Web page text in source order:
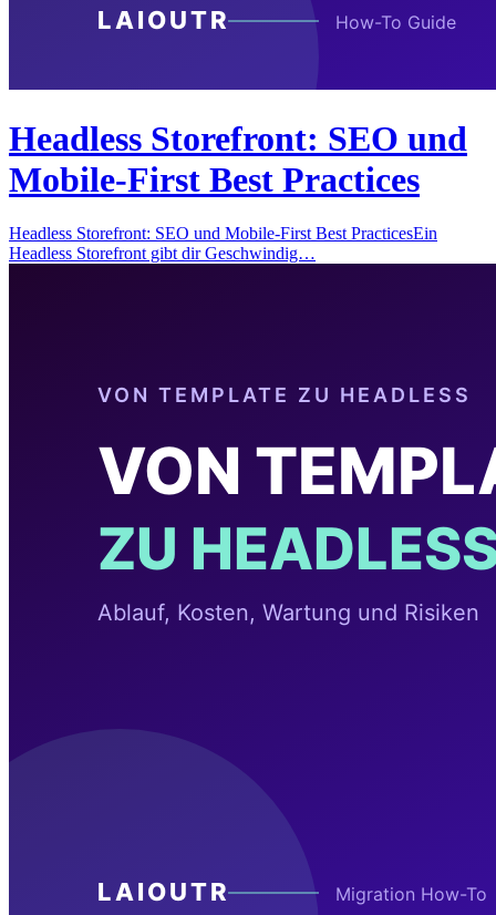
Headless Storefront: SEO und
Mobile-First Best Practices
Headless Storefront: SEO und Mobile-First Best PracticesEin
Headless Storefront gibt dir Geschwindig…